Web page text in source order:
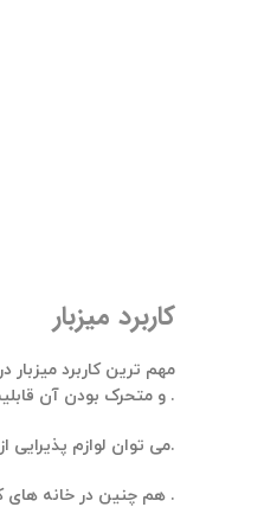
کاربرد میزبار
مهم ترین کاربرد
و متحرک بودن آن قابلیت ویژ ای به ان داده است .
می توان لوازم پذیرایی از میهمان را روی آن چید و به راحتی در قسمت های مختلف خانه حمل کرد.
هم چنین در خانه های مانند کریستال ها و ظروف چینی لوکس و شیک استفاده کرد .